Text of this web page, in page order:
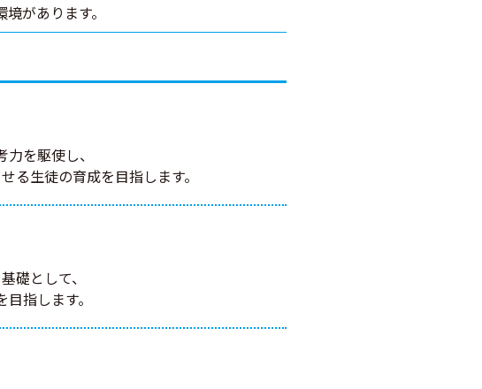
があります。
を駆使し、
る生徒の育成を目指します。
礎として、
指します。